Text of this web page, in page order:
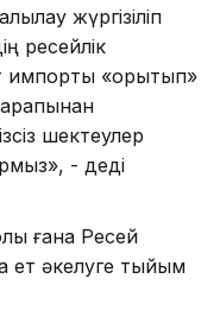
жүргізіліп
ресейлік
импорты «қорқытып»
шектеулер
- деді
ғана Ресей
ет әкелуге тыйым